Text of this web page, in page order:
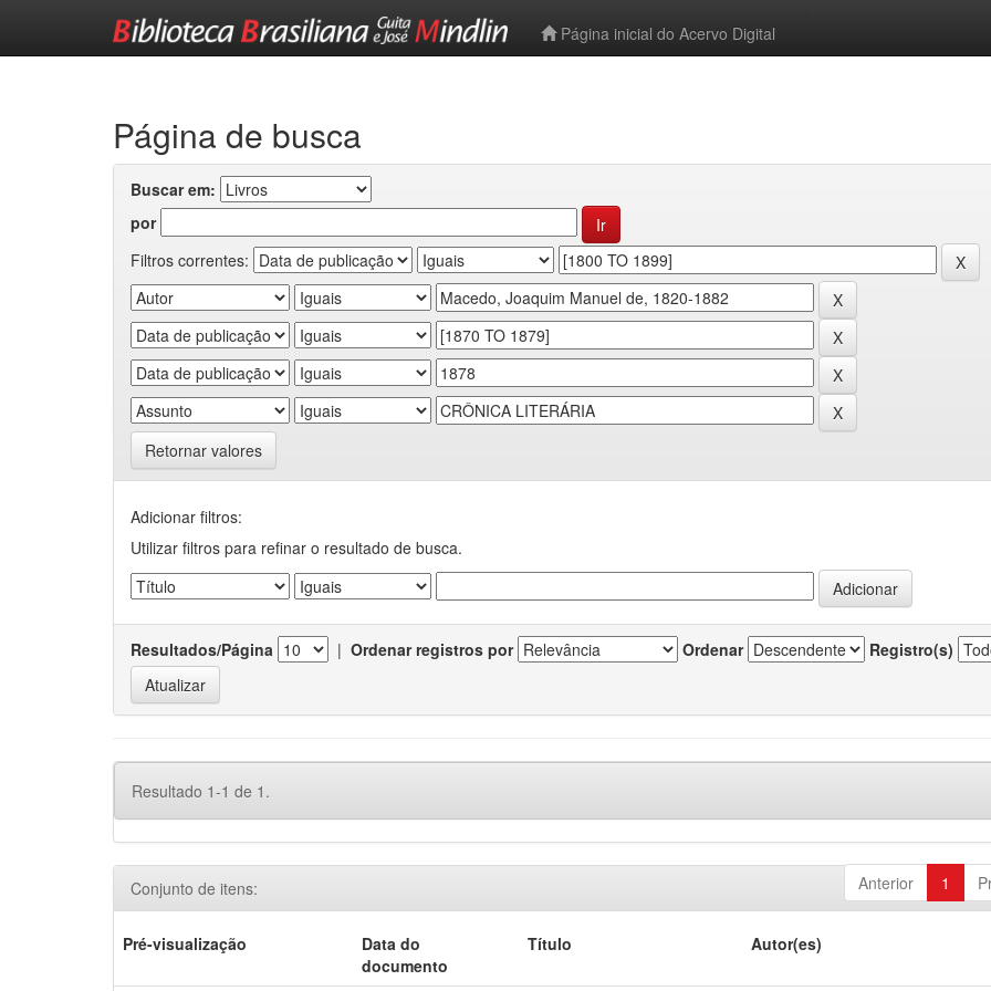
Página inicial do Acervo Digital
Página de busca
Buscar em:
por
Filtros correntes:
Retornar valores
Adicionar filtros:
Utilizar filtros para refinar o resultado de busca.
Resultados/Página | Ordenar registros por Ordenar Registro(s)
Resultado 1-1 de 1.
Anterior 1
Conjunto de itens:
Pré-visualização
Data do
documento
Título Autor(es)